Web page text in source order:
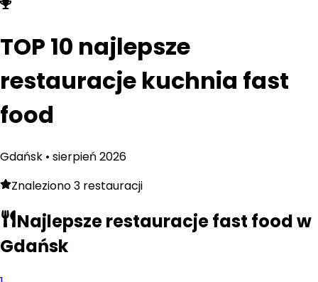
TOP 10 najlepsze
restauracje kuchnia fast
food
Gdańsk • sierpień2026
Znaleziono3 restauracji
Najlepsze restauracjefast foodw
Gdańsk